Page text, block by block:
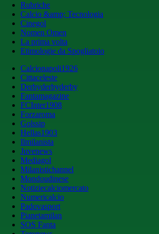
Rubriche
Calcio &amp; Tecnologia
Cinegol
Nomen Omen
La prima volta
Etimologie da Spogliatoio
Calcionapoli1926
Cittaceleste
Derbyderbyderby
Fantamagazine
FCInter1908
Forzaroma
Golssip
Hellas1903
Ilmilanista
Juvenews
Mediagol
Milanistichannel
Mondoudinese
Notiziecalciomercato
Numericalcio
Padovasport
Pianetamilan
SOS Fanta